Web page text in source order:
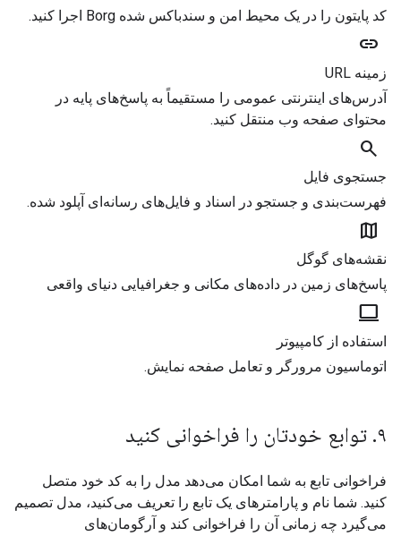
کد پایتون را در یک محیط امن و سندباکس شده Borg اجرا کنید.
link
زمینه URL
آدرس‌های اینترنتی عمومی را مستقیماً به پاسخ‌های پایه در
محتوای صفحه وب منتقل کنید.
search
جستجوی فایل
فهرست‌بندی و جستجو در اسناد و فایل‌های رسانه‌ای آپلود شده.
map
نقشه‌های گوگل
پاسخ‌های زمین در داده‌های مکانی و جغرافیایی دنیای واقعی
computer
استفاده از کامپیوتر
اتوماسیون مرورگر و تعامل صفحه نمایش.
فراخوانی تابع به شما امکان می‌دهد مدل را به کد خود متصل
کنید. شما نام و پارامترهای یک تابع را تعریف می‌کنید، مدل تصمیم
می‌گیرد چه زمانی آن را فراخوانی کند و آرگومان‌های